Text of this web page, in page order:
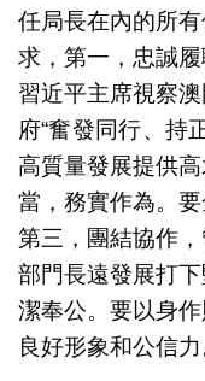
任局長在內的所
求，第一，忠誠
習近平主席視察
府“奮發同行、持
高質量發展提供
當，務實作為。
第三，團結協作
部門長遠發展打
潔奉公。要以身
良好形象和公信力